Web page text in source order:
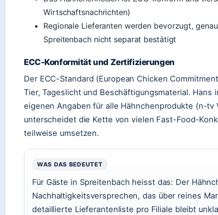
Wirtschaftsnachrichten)
Regionale Lieferanten werden bevorzugt,
Spreitenbach nicht separat bestätigt
ECC-Konformität und Zertifizierungen
Der ECC-Standard (European Chicken
Tier, Tageslicht und Beschäftigungsmaterial.
eigenen Angaben für alle Hähnchenprodukte (n-
unterscheidet die Kette von vielen Fast-Food-
teilweise umsetzen.
WAS DAS BEDEUTET
Für Gäste in Spreitenbach heisst das: Der
Nachhaltigkeitsversprechen, das über reines
detaillierte Lieferantenliste pro Filiale bleibt